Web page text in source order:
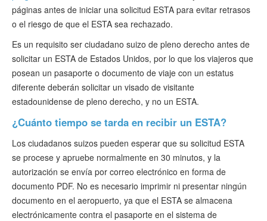
páginas antes de iniciar una solicitud ESTA para evitar retrasos
o el riesgo de que el ESTA sea rechazado.
Es un requisito ser ciudadano suizo de pleno derecho antes de
solicitar un ESTA de Estados Unidos, por lo que los viajeros que
posean un pasaporte o documento de viaje con un estatus
diferente deberán solicitar un visado de visitante
estadounidense de pleno derecho, y no un ESTA.
¿Cuánto tiempo se tarda en recibir un ESTA?
Los ciudadanos suizos pueden esperar que su solicitud ESTA
se procese y apruebe normalmente en 30 minutos, y la
autorización se envía por correo electrónico en forma de
documento PDF. No es necesario imprimir ni presentar ningún
documento en el aeropuerto, ya que el ESTA se almacena
electrónicamente contra el pasaporte en el sistema de